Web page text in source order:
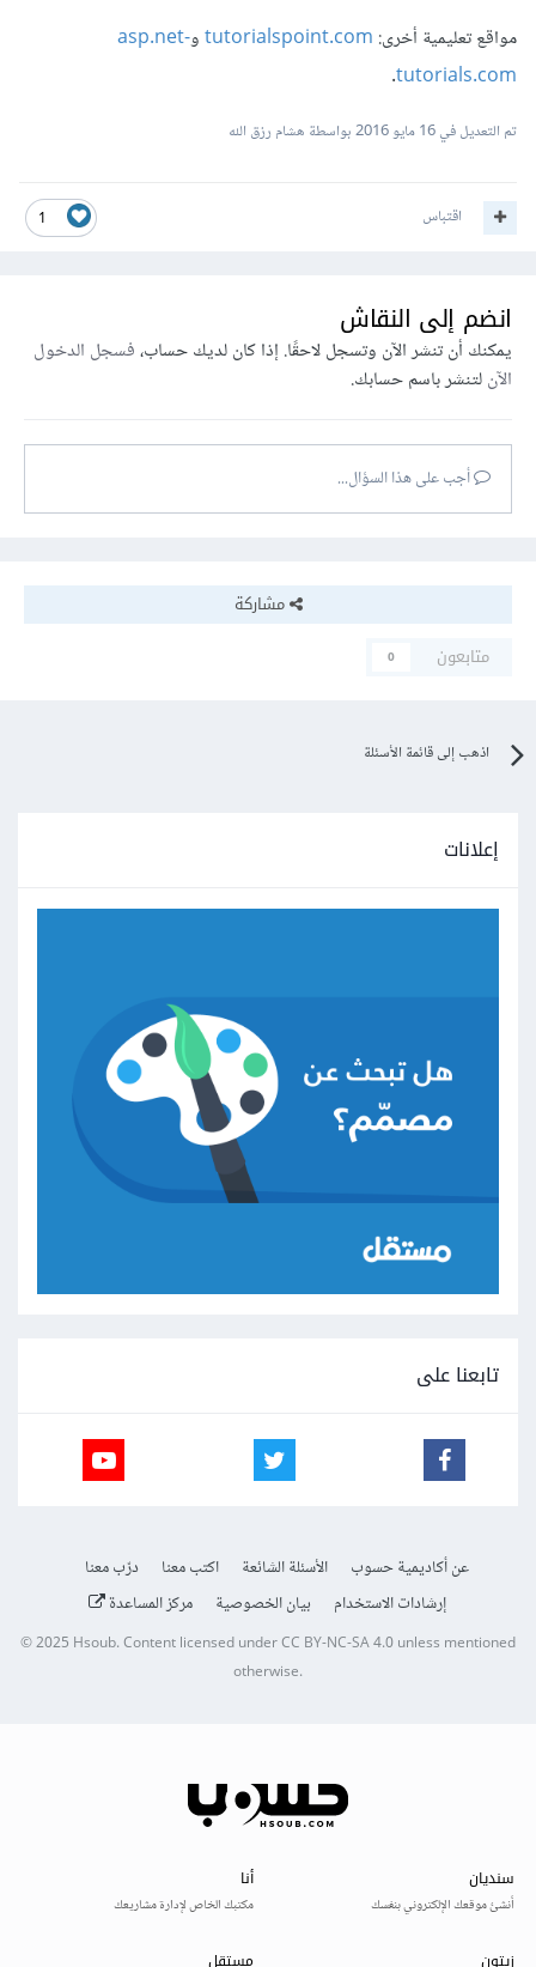
مواقع تعليمية أخرى: tutorialspoint.comوasp.net-
tutorials.com
.
تم التعديل في16 مايو 2016 بواسطة هشام رزق الله
1 اقتباس
انضم إلى النقاش
يمكنك أن تنشر الآن وتسجل لاحقًا. إذا كان لديك حساب،فسجل الدخول
الآنلتنشر باسم حسابك.
أجب على هذا السؤال...
مشاركة
متابعون
0
اذهب إلى قائمة الأسئلة
إعلانات
تابعنا على
عن أكاديمية حسوب الأسئلة الشائعة اكتب معنا
درّب معنا
إرشادات الاستخدام
بيان الخصوصية مركز المساعدة
© 2025Hsoub.Content licensed underCC BY-NC-SA 4.0unless mentioned
otherwise.